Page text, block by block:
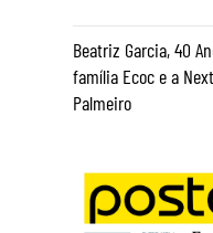
Beatriz Garcia, 40
família Ecoc e a
Palmeiro